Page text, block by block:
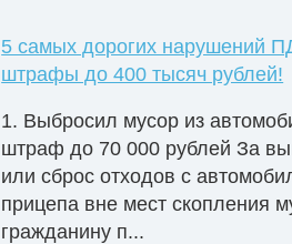
5 самых дорогих нарушений
штрафы до 400 тысяч рублей!
1. Выбросил мусор из
штраф до 70 000 рублей За
или сброс отходов с
прицепа вне мест скопления
гражданину п...